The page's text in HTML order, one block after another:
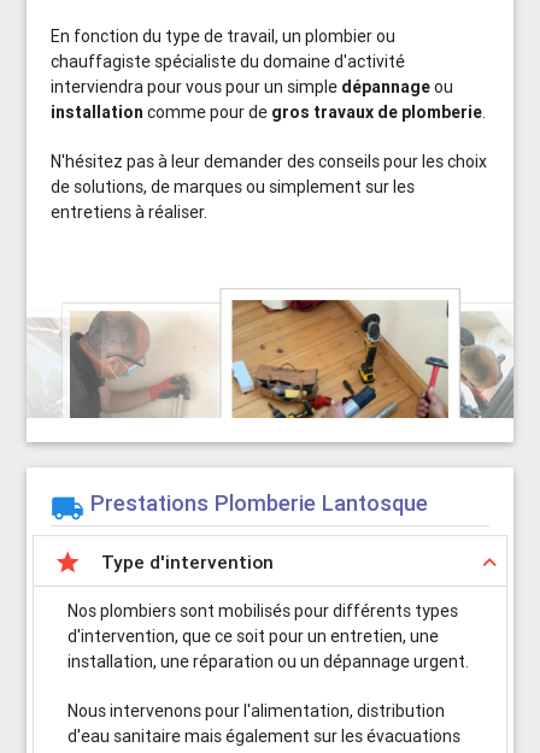
En fonction du type de travail, un plombier ou
chauffagiste spécialiste du domaine d'activité
interviendra pour vous pour un simple dépannageou
installation comme pour de gros travaux de plomberie.
N'hésitez pas à leur demander des conseils pour les choix
de solutions, de marques ou simplement sur les
entretiens à réaliser.
 Prestations Plomberie Lantosque
 keyboard_arrow_up
Type d'intervention
Nos plombiers sont mobilisés pour différents types
d'intervention, que ce soit pour un entretien, une
installation, une réparation ou un dépannage urgent.
Nous intervenons pour l'alimentation, distribution
d'eau sanitaire mais également sur les évacuations